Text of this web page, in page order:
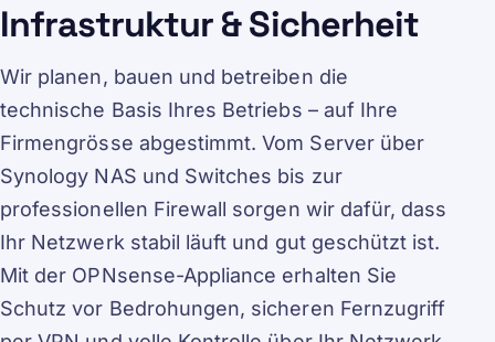
Infrastruktur & Sicherheit
Wir planen, bauen und betreiben die
technische Basis Ihres Betriebs – auf Ihre
Firmengrösse abgestimmt. Vom Server über
Synology NAS und Switches bis zur
professionellen Firewall sorgen wir dafür, dass
Ihr Netzwerk stabil läuft und gut geschützt ist.
Mit der OPNsense-Appliance erhalten Sie
Schutz vor Bedrohungen, sicheren Fernzugriff